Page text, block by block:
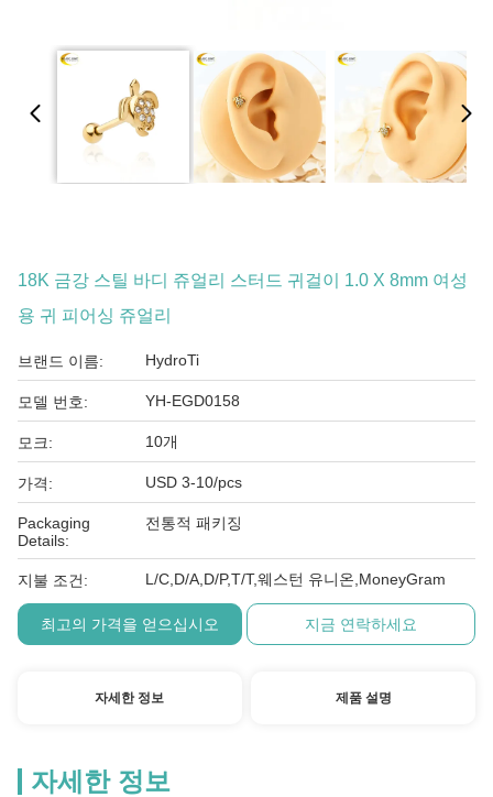
18K 금강 스틸 바디 쥬얼리 스터드 귀걸이 1.0 X 8mm 여성
용 귀 피어싱 쥬얼리
브랜드 이름: HydroTi
모델 번호: YH-EGD0158
모크: 10개
가격: USD 3-10/pcs
Packaging
Details:
전통적 패키징
지불 조건: L/C,D/A,D/P,T/T,웨스턴 유니온,MoneyGram
최고의 가격을 얻으십시오 지금 연락하세요
자세한 정보 제품 설명
자세한 정보